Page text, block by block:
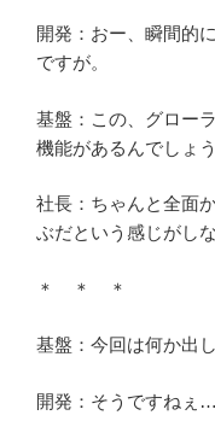
開発：おー、瞬間的
ですが。
基盤：この、グロー
機能があるんでしょ
社長：ちゃんと全面
ぶだという感じがしな
＊ ＊ ＊
基盤：今回は何か出
開発：そうですねぇ